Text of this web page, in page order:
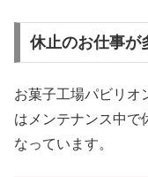
休止のお仕事が
お菓子工場パビリオ
はメンテナンス中で
なっています。